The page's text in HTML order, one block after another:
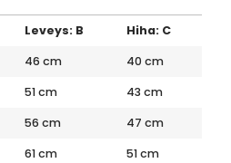
Leveys: B
Hiha: C
46 cm
40 cm
51 cm
43 cm
56 cm
47 cm
61 cm
51 cm